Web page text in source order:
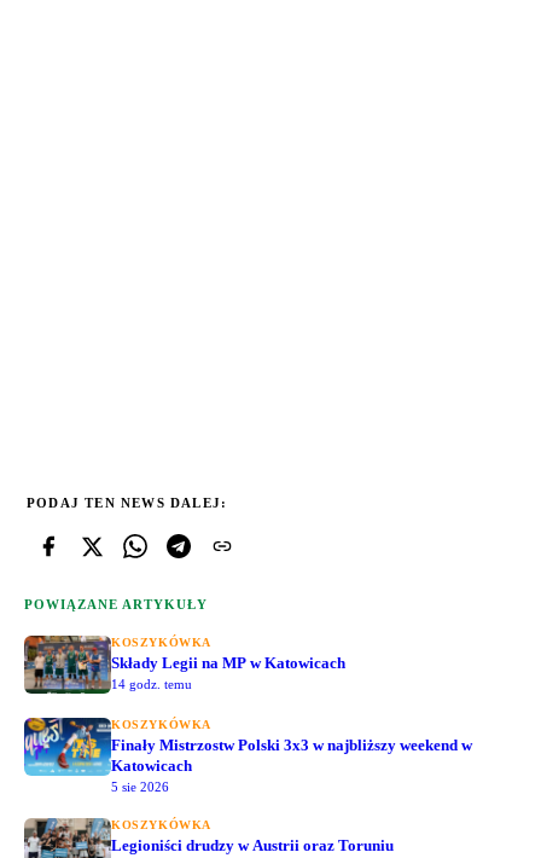
PODAJ TEN NEWS DALEJ:
POWIĄZANE ARTYKUŁY
KOSZYKÓWKA
Składy Legii na MP w Katowicach
14 godz. temu
KOSZYKÓWKA
Finały Mistrzostw Polski 3x3 w najbliższy weekend w
Katowicach
5 sie 2026
KOSZYKÓWKA
Legioniści drudzy w Austrii oraz Toruniu